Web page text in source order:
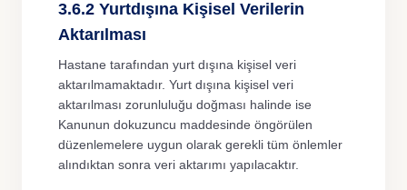
3.6.2 Yurtdışına Kişisel Verilerin
Aktarılması
Hastane tarafından yurt dışına kişisel veri
aktarılmamaktadır. Yurt dışına kişisel veri
aktarılması zorunluluğu doğması halinde ise
Kanunun dokuzuncu maddesinde öngörülen
düzenlemelere uygun olarak gerekli tüm önlemler
alındıktan sonra veri aktarımı yapılacaktır.